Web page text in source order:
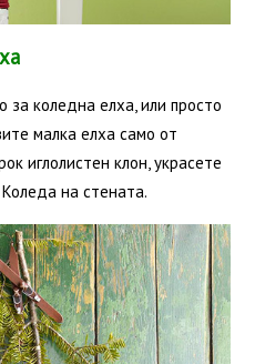
коледна елха, или просто
малка елха само от
иглолистен клон, украсете
на стената.